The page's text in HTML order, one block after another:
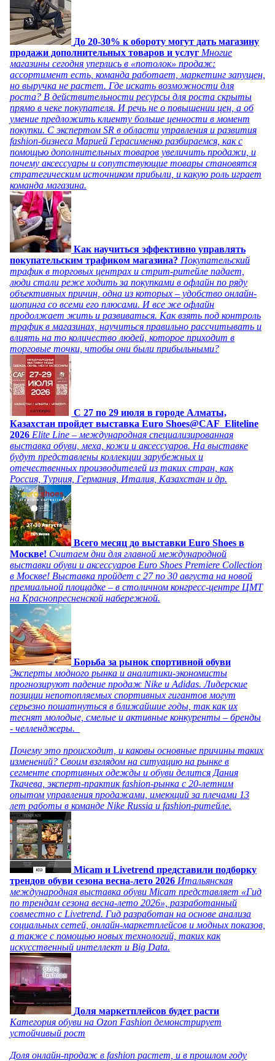
До 20-30% к обороту могут дать магазину
продажи дополнительных товаров и услуг Многие
магазины сегодня уперлись в «потолок» продаж:
ассортимент есть, команда работает, маркетинг запущен,
но выручка не растет. Где искать возможности для
роста? В действительности ресурсы для роста скрыты
прямо в чеке покупателя. И речь не о повышении цен, а об
умение предложить клиенту больше ценности в момент
покупки. С экспертом SR в области управления и развития
fashion-бизнеса Марией Герасименко разбираемся, как с
помощью дополнительных товаров увеличить продажи, и
почему аксессуары и сопутствующие товары становятся
стратегическим источником прибыли, и какую роль играет
команда магазина.
Как научиться эффективно управлять
покупательским трафиком магазина? Покупательский
трафик в торговых центрах и стрит-ритейле падает,
люди стали реже ходить за покупками в офлайн по ряду
объективных причин, одна из которых – удобство онлайн-
шопинга со всеми его плюсами. И все же офлайн
продолжает жить и развиваться. Как взять под контроль
трафик в магазинах, научиться правильно рассчитывать и
влиять на то количество людей, которое приходит в
торговые точки, чтобы они были прибыльными?
C 27 по 29 июля в городе Алматы,
Казахстан пройдет выставка Euro Shoes@CAF_Eliteline
2026 Elite Line – международная специализированная
выставка обуви, меха, кожи и аксессуаров. На выставке
будут представлены коллекции зарубежных и
отечественных производителей из таких стран, как
Россия, Турция, Германия, Италия, Казахстан и др.
Всего месяц до выставки Euro Shoes в
Москве! Считаем дни для главной международной
выставки обуви и аксессуаров Euro Shoes Premiere Collection
в Москве! Выставка пройдет с 27 по 30 августа на новой
премиальной площадке – в столичном конгресс-центре ЦМТ
на Краснопресненской набережной.
Борьба за рынок спортивной обуви
Эксперты модного рынка и аналитики-экономисты
прогнозируют падение продаж Nike и Adidas. Лидерские
позиции непотопляемых спортивных гигантов могут
серьезно пошатнуться в ближайшие годы, так как их
теснят молодые, смелые и активные конкуренты – бренды
- челленджеры.
Почему это происходит, и каковы основные причины таких
изменений? Своим взглядом на ситуацию на рынке в
сегменте спортивных одежды и обуви делится Дания
Ткачева, эксперт-практик fashion-рынка с 20-летним
опытом управления продажами, имеющий за плечами 13
лет работы в команде Nike Russia и fashion-ритейле.
Micam и Livetrend представили подборку
трендов обуви сезона весна-лето 2026 Итальянская
международная выставка обуви Micam представляет «Гид
по трендам сезона весна-лето 2026», разработанный
совместно с Livetrend. Гид разработан на основе анализа
социальных сетей, онлайн-маркетплейсов и модных показов,
а также с помощью новых технологий, таких как
искусственный интеллект и Big Data.
Доля маркетплейсов будет расти
Категория обуви на Ozon Fashion демонстрирует
устойчивый рост
Доля онлайн-продаж в fashion растет, и в прошлом году